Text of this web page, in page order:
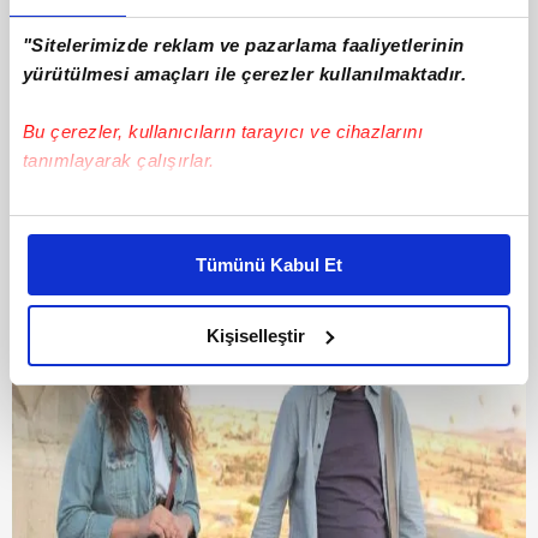
"Sitelerimizde reklam ve pazarlama faaliyetlerinin
yürütülmesi amaçları ile çerezler kullanılmaktadır.
Bu çerezler, kullanıcıların tarayıcı ve cihazlarını
tanımlayarak çalışırlar.
Bu çerezlere izin vermeniz halinde sizlere özel
daha iyi reklam deneyimi yaşatabiliriz. Bunu yaparken
amacımızın size daha iyi bir reklam deneyimi sunmak
olduğunu ve sizlere en iyi içerikleri sunabilmek adına
elimizden gelen çabayı gösterdiğimizi ve bu noktada,
reklamların maliyetlerimizi karşılamak noktasında tek gelir
kalemimiz olduğunu sizlere hatırlatmak isteriz.
Her halükârda, kullanıcılar, bu çerezlere izin vermedikleri
takdirde, kullanıcılara hedefli reklamlar
Tümünü Kabul Et
Kişiselleştir
İşlere 'mola' verdi
Kıvanç'a gönderme
Taurus Alışveriş
Merkezi'ndeki etkinliğe
06.01.2014 Pazartesi